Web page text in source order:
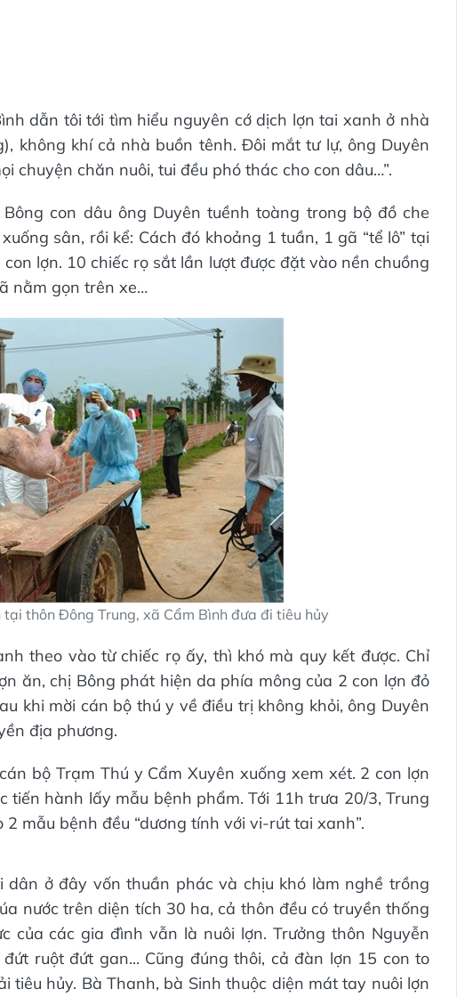
dẫn tôi tới tìm hiểu nguyên cớ dịch lợn tai xanh ở nhà
không khí cả nhà buồn tênh. Đôi mắt tư lự, ông Duyên
chuyện chăn nuôi, tui đều phó thác cho con dâu…”.
con dâu ông Duyên tuềnh toàng trong bộ đồ che
sân, rồi kể: Cách đó khoảng 1 tuần, 1 gã “tể lô” tại
lợn. 10 chiếc rọ sắt lần lượt được đặt vào nền chuồng
nằm gọn trên xe…
thôn Đông Trung, xã Cẩm Bình đưa đi tiêu hủy
theo vào từ chiếc rọ ấy, thì khó mà quy kết được. Chỉ
ăn, chị Bông phát hiện da phía mông của 2 con lợn đỏ
khi mời cán bộ thú y về điều trị không khỏi, ông Duyên
địa phương.
bộ Trạm Thú y Cẩm Xuyên xuống xem xét. 2 con lợn
tiến hành lấy mẫu bệnh phẩm. Tới 11h trưa 20/3, Trung
mẫu bệnh đều “dương tính với vi-rút tai xanh”.
dân ở đây vốn thuần phác và chịu khó làm nghề trồng
nước trên diện tích 30 ha, cả thôn đều có truyền thống
của các gia đình vẫn là nuôi lợn. Trưởng thôn Nguyễn
ruột đứt gan... Cũng đúng thôi, cả đàn lợn 15 con to
tiêu hủy. Bà Thanh, bà Sinh thuộc diện mát tay nuôi lợn